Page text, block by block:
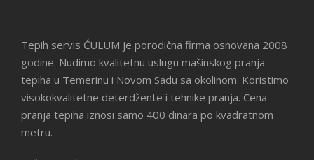
Tepih servis ĆULUM je porodična firma osnovana 2008
godine. Nudimo kvalitetnu uslugu mašinskog pranja
tepiha u Temerinu i Novom Sadu sa okolinom. Koristimo
visokokvalitetne deterdžente i tehnike pranja. Cena
pranja tepiha iznosi samo 400 dinara po kvadratnom
metru.